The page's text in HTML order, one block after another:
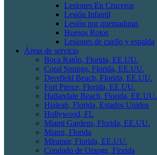
Lesiones En Cruceros
Lesión Infantil
Lesión por quemaduras
Huesos Rotos
Lesiones de cuello y espalda
Áreas de servicio
Boca Ratón, Florida, EE.UU.
Coral Springs, Florida, EE.UU.
Deerfield Beach, Florida, EE.UU.
Fort Pierce, Florida, EE.UU.
Hallandale Beach, Florida, EE.UU.
Hialeah, Florida, Estados Unidos
Hollywood, FL
Miami Gardens, Florida, EE.UU.
Miami, Florida
Miramar, Florida, EE.UU.
Condado de Orange, Florida